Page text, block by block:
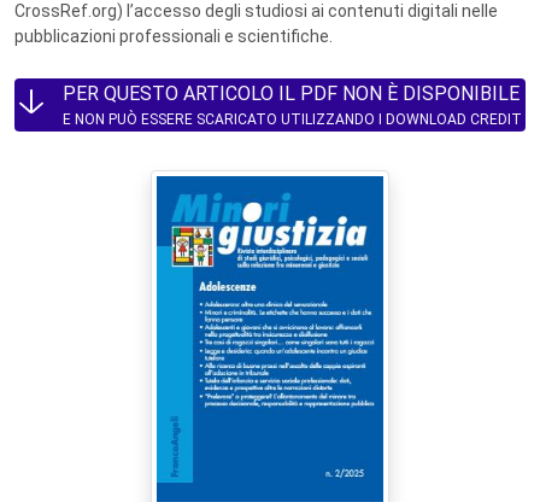
CrossRef.org) l’accesso degli studiosi ai contenuti digitali nelle
pubblicazioni professionali e scientifiche.
PER QUESTO ARTICOLO IL PDF NON È DISPONIBILE
E NON PUÒ ESSERE SCARICATO UTILIZZANDO I DOWNLOAD CREDIT